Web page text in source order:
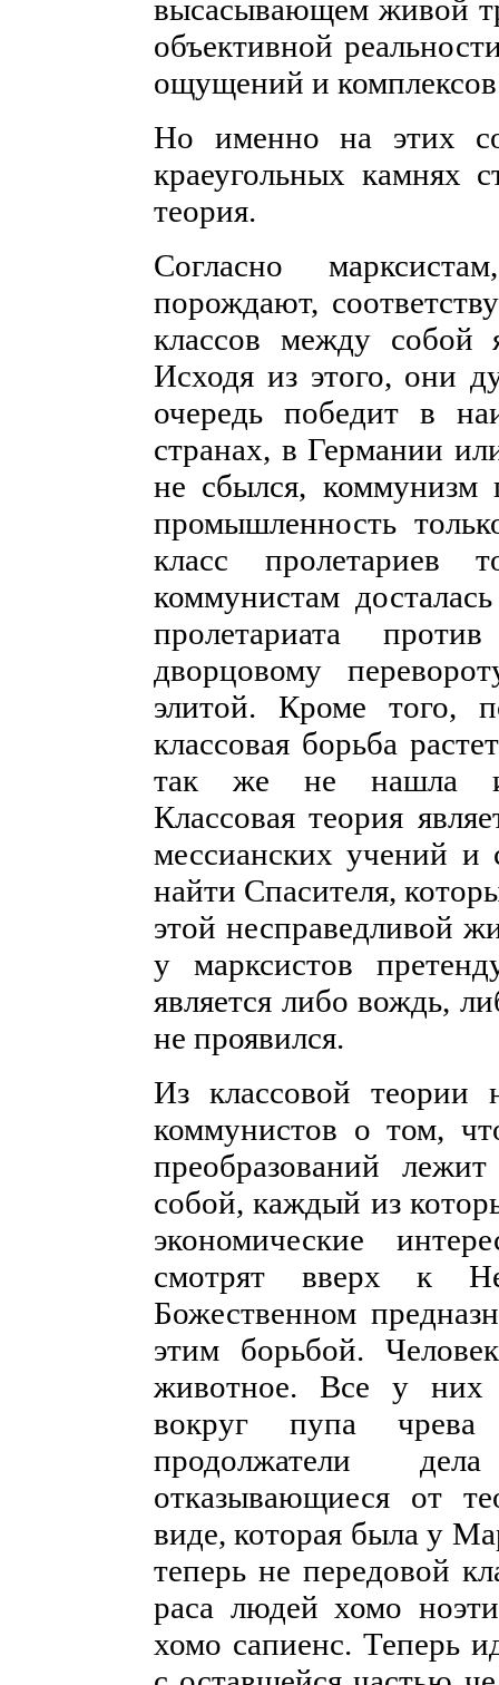
высасывающем живой
объективной
ощущений и
Но именно на этих
краеугольных камнях
теория.
Согласно
порождают,
классов между собой
Исходя из этого, они
очередь победит в
странах, в Германии
не сбылся, коммунизм
промышленность
класс пролетариев
коммунистам
пролетариата
дворцовому
элитой. Кроме того,
классовая борьба
так же не нашла
Классовая теория
мессианских учений и
найти Спасителя,
этой несправедливой
у марксистов
является либо вождь,
не проявился.
Из классовой теории
коммунистов о том,
преобразований
собой, каждый из
экономические
смотрят вверх к
Божественном
этим борьбой.
животное. Все у них
вокруг пупа чрева
продолжатели
отказывающиеся от
виде, которая была у
теперь не передовой
раса людей хомо
хомо сапиенс. Теперь